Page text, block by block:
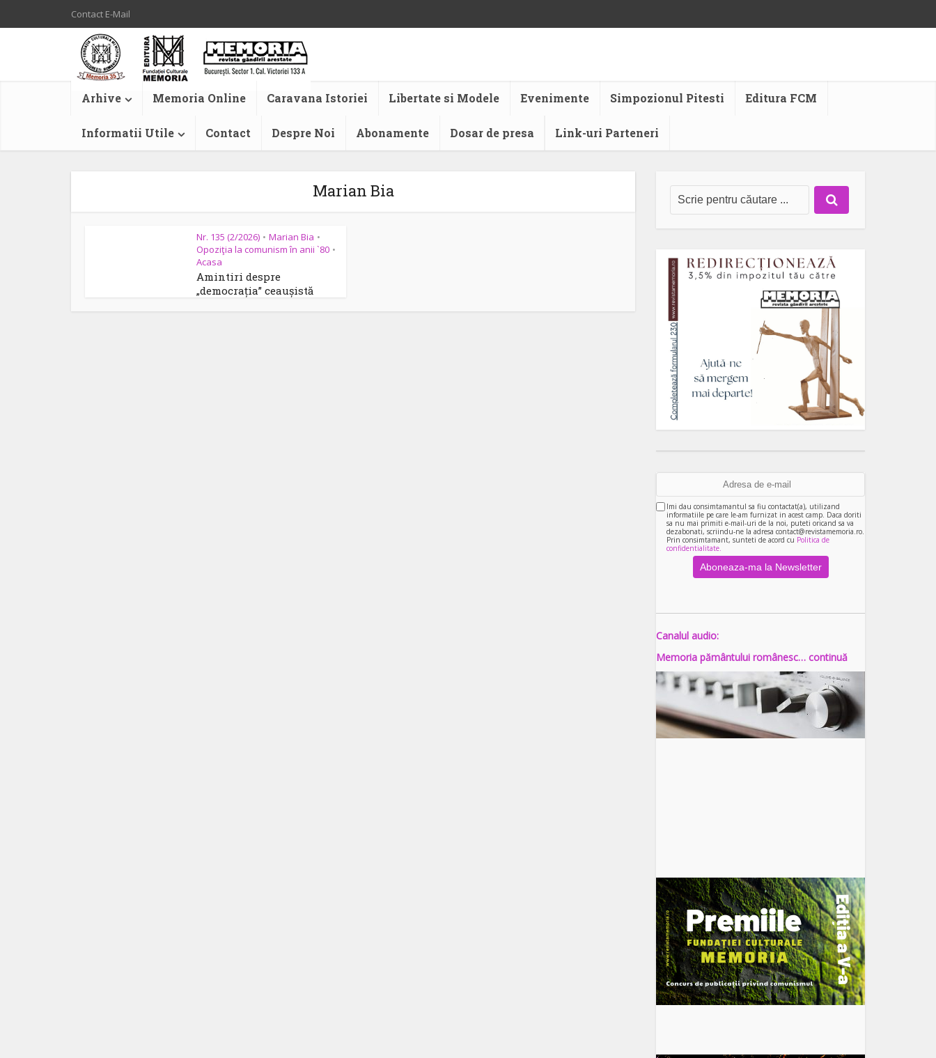
Contact E-Mail
Arhive Memoria Online Caravana Istoriei Libertate si Modele Evenimente Simpozionul Pitesti Editura FCM
Informatii Utile Contact Despre Noi Abonamente Dosar de presa Link-uri Parteneri
Marian Bia
Nr. 135 (2/2026) • Marian Bia •
Opoziţia la comunism în anii `80 •
Acasa
Amintiri despre
„democrația” ceaușistă
Imi dau consimtamantul sa fiu contactat(a), utilizand
informatiile pe care le-am furnizat in acest camp. Daca doriti
sa nu mai primiti e-mail-uri de la noi, puteti oricand sa va
dezabonati, scriindu-ne la adresa contact@revistamemoria.ro.
Prin consimtamant, sunteti de acord cu Politica de
confidentialitate.
Canalul audio:
Memoria pământului românesc… continuă